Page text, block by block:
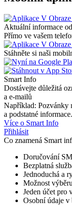
Aktuální informace
Přímo ve vašem
Stáhněte si naši
Smart Info
Dostávejte důležitá
a e-mailů
Například: Pozvánky
a podstatné
Více o Smart Info
Přihlásit
Co znamená Smart
Doručování
Bezplatná
Jednoduchá a
Možnost
Jeden účet pro
Osobní údaje v